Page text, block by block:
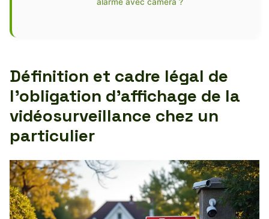
Définition et cadre légal de
l’obligation d’affichage de la
vidéosurveillance chez un
particulier